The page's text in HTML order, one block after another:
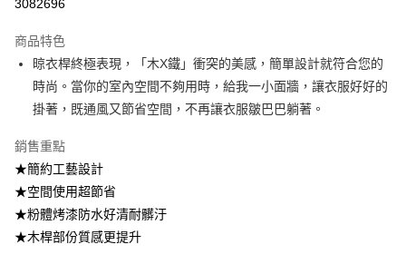
1.分期款項不併入電信帳單，「大哥付你分期」於每月結算日後寄送繳費提
2.透過簡訊連結打開帳單後，可選擇「超商條碼／台灣大直營門市／銀行轉
【注意事項】
1.本服務係由「台灣大哥大股份有限公司」（以下簡稱本公司）所提供，讓
用戶於交易時，得透過本服務購買商品或服務，並由商店將買賣／分期付款
2.基於同意付款使用「大哥付你分期」之契約關係目的，商店將以您的個人
資料（包含姓名、電話或地址）提供予台灣大哥大進項蒐集、處理及利用，
由本公司與您本人進行分期帳單所需資料之確認、核對及更正。
3.完整用戶服務條款，請詳閱以下連結：
3082696
商品特色
晾衣桿終極表現，「木X鐵」衝突的美感，簡單設計就符合您的
時尚。當你的室內空間不夠用時，給我一小面牆，讓衣服好好的
掛著，既通風又節省空間，不再讓衣服皺巴巴躺著。
銷售重點
★簡約工藝設計
★空間使用超節省
★粉體烤漆防水好清耐髒汙
★木桿部份質感更提升